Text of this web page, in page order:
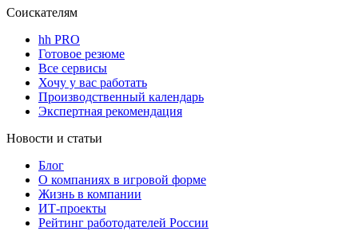
Соискателям
hh PRO
Готовое резюме
Все сервисы
Хочу у вас работать
Производственный календарь
Экспертная рекомендация
Новости и статьи
Блог
О компаниях в игровой форме
Жизнь в компании
ИТ-проекты
Рейтинг работодателей России